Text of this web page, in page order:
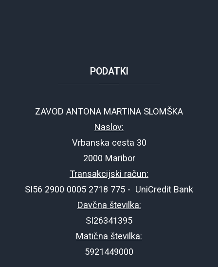
PODATKI
ZAVOD ANTONA MARTINA SLOMŠKA
Naslov:
Vrbanska cesta 30
2000 Maribor
Transakcijski račun:
SI56 2900 0005 2718 775 - UniCredit Bank
Davčna številka:
SI26341395
Matična številka:
5921449000